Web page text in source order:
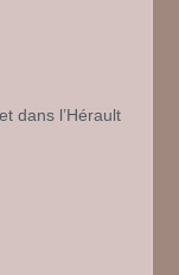
dans l’Hérault